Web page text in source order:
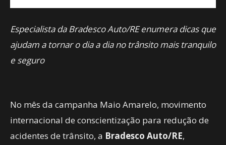
Especialista da Bradesco Auto/RE enumera dicas que
ajudam a tornar o dia a dia no trânsito mais tranquilo
e seguro
No mês da campanha Maio Amarelo, movimento
internacional de conscientização para redução de
acidentes de trânsito, a Bradesco Auto/RE,